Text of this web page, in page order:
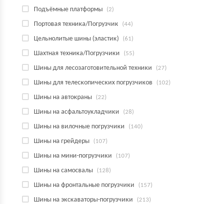
Подъёмные платформы (2)
Портовая техника/Погрузчик (44)
Цельнолитые шины (эластик) (61)
Шахтная техника/Погрузчики (55)
Шины для лесозаготовительной техники (27)
Шины для телескопических погрузчиков (102)
Шины на автокраны (22)
Шины на асфальтоукладчики (28)
Шины на вилочные погрузчики (140)
Шины на грейдеры (107)
Шины на мини-погрузчики (107)
Шины на самосвалы (128)
Шины на фронтальные погрузчики (157)
Шины на экскаваторы-погрузчики (213)